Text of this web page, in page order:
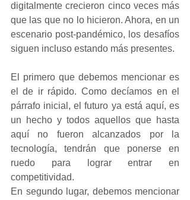
digitalmente crecieron cinco veces más
que las que no lo hicieron. Ahora, en un
escenario post-pandémico, los desafíos
siguen incluso estando más presentes.
El primero que debemos mencionar es
el de ir rápido. Como decíamos en el
párrafo inicial, el futuro ya está aquí, es
un hecho y todos aquellos que hasta
aquí no fueron alcanzados por la
tecnología, tendrán que ponerse en
ruedo para lograr entrar en
competitividad.
En segundo lugar, debemos mencionar